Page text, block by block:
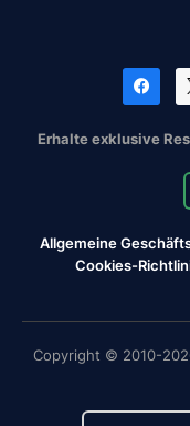
Erhalte exklusive
Allgemeine
Cookies-
Copyright © 2010-